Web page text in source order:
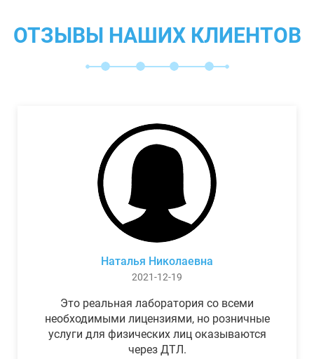
ОТЗЫВЫ НАШИХ КЛИЕНТОВ
Наталья Николаевна
2021-12-19
Это реальная лаборатория со всеми
необходимыми лицензиями, но розничные
услуги для физических лиц оказываются
через ДТЛ.